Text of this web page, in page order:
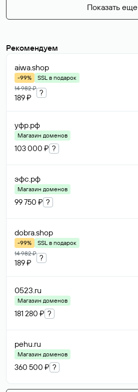
Показать еще
Рекомендуем
aiwa.shop
-99%
SSL в подарок
14 982 ₽
189 ₽
?
уфр.рф
Магазин доменов
103 000 ₽ ?
эфс.рф
Магазин доменов
99 750 ₽ ?
dobra.shop
-99%
SSL в подарок
14 982 ₽
189 ₽
?
0523.ru
Магазин доменов
181 280 ₽ ?
pehu.ru
Магазин доменов
360 500 ₽ ?